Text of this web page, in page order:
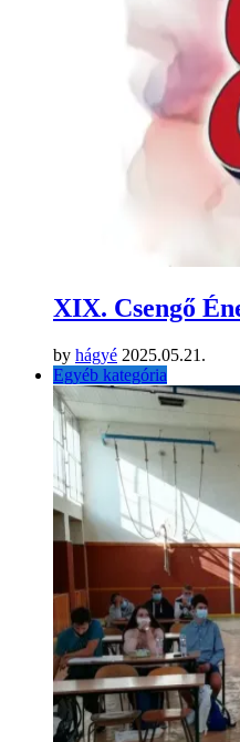
XIX. Csengő
by hágyé 2025.05.21.
Egyéb kategória